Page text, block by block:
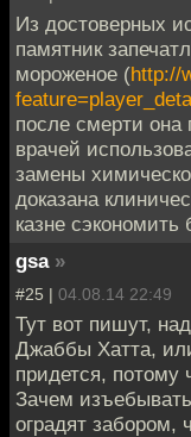
Из достоверных
памятник
мороженое (http://
после смерти
врачей
замены
доказана
казне
gsa »
#25 | 04.08.14 22:49
Тут вот пишут,
Джаббы Хатта,
придется, потому
Зачем
оградят забором,